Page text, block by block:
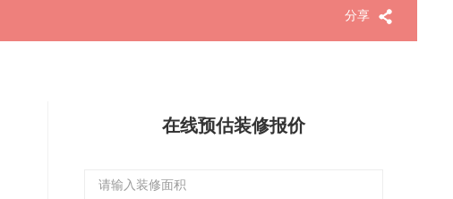
分享
在线预估装修报价